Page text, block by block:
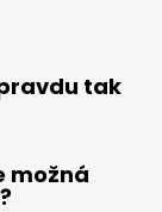
tak
možná